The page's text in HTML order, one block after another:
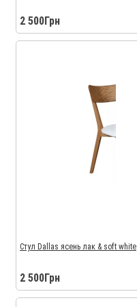
2 500Грн
Стул Dallas ясень лак & soft white
2 500Грн